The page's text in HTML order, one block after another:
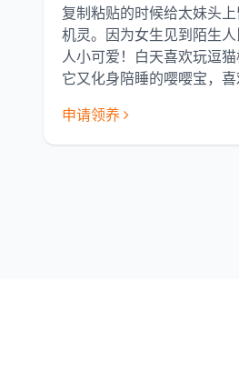
复制粘贴的时候给太妹头
机灵。因为女生见到陌生
人小可爱！白天喜欢玩逗
它又化身陪睡的嘤嘤宝，
猫也很友好，在强悍的公猫
现自己温柔的一面。吃饭
申请领养